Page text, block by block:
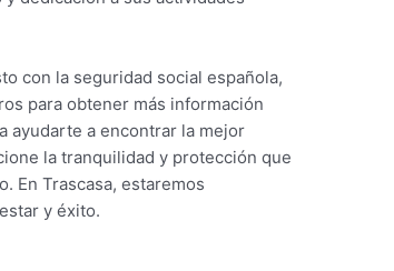
con la seguridad social española,
para obtener más información
ayudarte a encontrar la mejor
la tranquilidad y protección que
En Trascasa, estaremos
y éxito.